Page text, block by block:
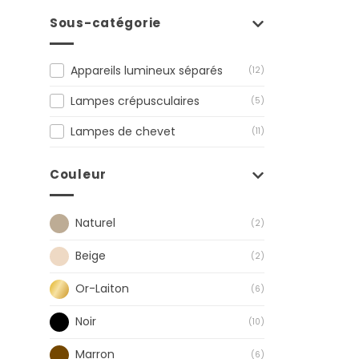
Sous-catégorie
Appareils lumineux séparés (12)
Lampes crépusculaires (5)
Lampes de chevet (11)
Couleur
Naturel (2)
Beige (2)
Or-Laiton (6)
Noir (10)
Marron (6)